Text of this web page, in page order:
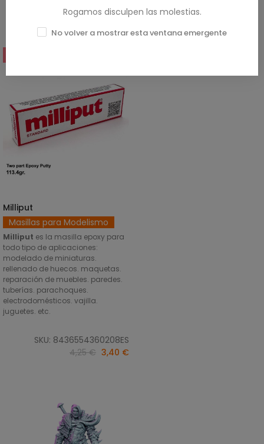
SKU: TPG-M00005
3,00 €
Milliput
Masillas para Modelismo
Milliput es la masilla epoxy para
todo tipo de aplicaciones:
modelado de miniaturas.
rellenado de huecos. maquetas.
reparación de muebles. paredes.
tuberías. parachoques.
electrodomésticos. vajilla.
juguetes. etc.
SKU: 8436554360208ES
4,25 € 3,40 €
Rogamos disculpen las molestias.
No volver a mostrar esta ventana emergente